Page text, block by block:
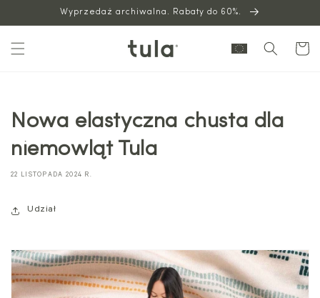
Wyprzedaż archiwalna. Rabaty do 60%.
Wózek
Nowa elastyczna chusta dla
niemowląt Tula
22 LISTOPADA 2024 R.
Udział